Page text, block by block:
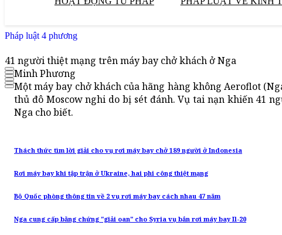
Pháp luật 4 phương
41 người thiệt mạng trên máy bay chở khách ở Nga
Minh Phương
Một máy bay chở khách của hãng hàng không Aeroflot
thủ đô Moscow nghi do bị sét đánh. Vụ tai nạn khiến 41
Nga cho biết.
Thách thức tìm lời giải cho vụ rơi máy bay chở 189 người ở Indonesia
Rơi máy bay khi tập trận ở Ukraine, hai phi công thiệt mạng
Bộ Quốc phòng thông tin về 2 vụ rơi máy bay cách nhau 47 năm
Nga cung cấp bằng chứng "giải oan" cho Syria vụ bắn rơi máy bay Il-20